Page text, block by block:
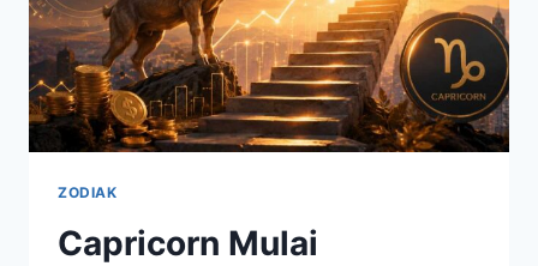
POSITIF
MENANTI
ZODIAK
Capricorn Mulai